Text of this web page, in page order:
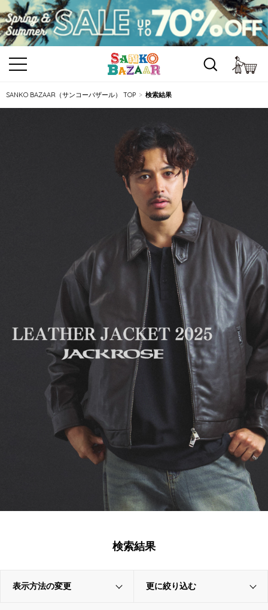
SANKO BAZAAR（サンコーバザール） TOP 検索結果
検索結果
表示方法の変更 更に絞り込む